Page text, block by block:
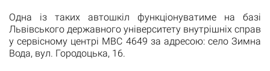
Одна із таких автошкіл функціонуватиме на базі
Львівського державного університету внутрішніх справ
у сервісному центрі МВС 4649 за адресою: село Зимна
Вода, вул. Городоцька, 16.